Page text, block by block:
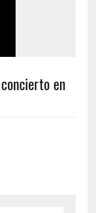
en